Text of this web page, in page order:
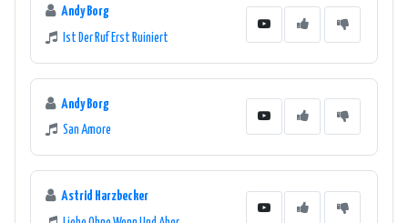
Andy Borg
Ist Der Ruf Erst Ruiniert
Andy Borg
San Amore
Astrid Harzbecker